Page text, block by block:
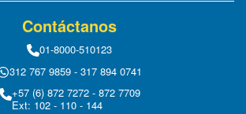
Contáctanos
01-8000-510123
312 767 9859 - 317 894 0741
+57 (6) 872 7272 - 872 7709
Ext: 102 - 110 - 144